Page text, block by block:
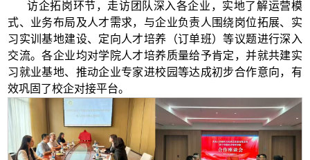
访企拓岗环节，走访团队深入各企业，实地了解运营模
式、业务布局及人才需求，与企业负责人围绕岗位拓展、实
习实训基地建设、定向人才培养（订单班）等议题进行深入
交流。各企业均对学院人才培养质量给予肯定，并就共建实
习就业基地、推动企业专家进校园等达成初步合作意向，有
效巩固了校企对接平台。